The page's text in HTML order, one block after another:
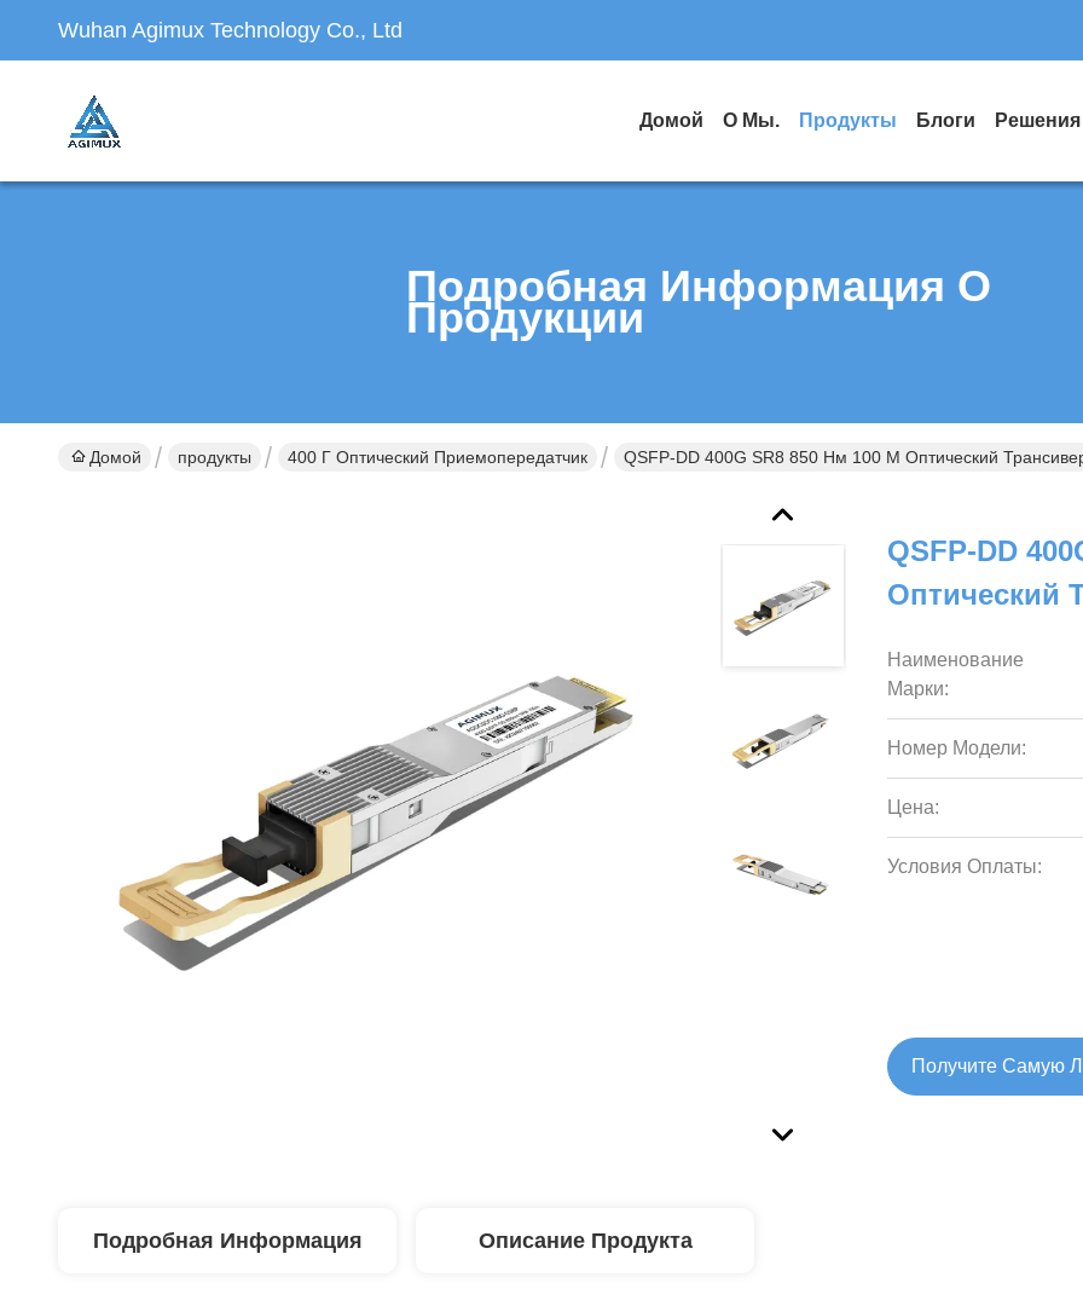
Wuhan Agimux Technology Co., Ltd
Домой О Мы. Продукты Блоги Решения
Подробная Информация О
Продукции
Домой продукты 400 Г Оптический Приемопередатчик QSFP-DD 400G SR8 850 Нм 100 М Оптический
QSFP-DD
Оптический
Наименование
Марки:
Номер Модели:
Цена:
Условия Оплаты:
Получите Самую
Подробная Информация Описание Продукта